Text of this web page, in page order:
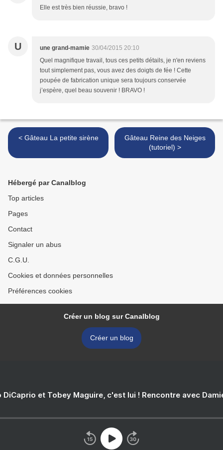
Elle est très bien réussie, bravo !
U une grand-mamie 30/04/2015 20:10
Quel magnifique travail, tous ces petits détails, je n'en reviens
tout simplement pas, vous avez des doigts de fée ! Cette
poupée de fabrication unique sera toujours conservée
j’espère, quel beau souvenir ! BRAVO !
< Gâteau La petite sirène
Gâteau Reine des Neiges
(tutoriel) >
Hébergé par Canalblog
Top articles
Pages
Contact
Signaler un abus
C.G.U.
Cookies et données personnelles
Préférences cookies
Créer un blog sur Canalblog
Créer un blog
DiCaprio et Tobey Maguire, c'est lui ! Rencontre avec